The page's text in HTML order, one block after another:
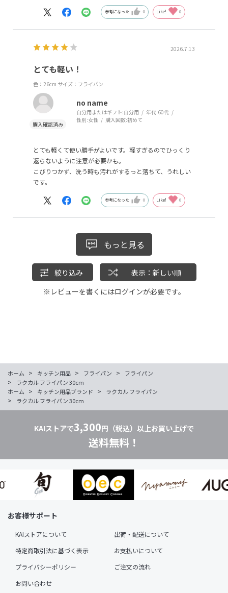
参考になった 0 Like! 0
2026.7.13
とても軽い！
色：26cm サイズ：フライパン
no name
自分用またはギフト:自分用 年代:60代
性別:女性 購入回数:初めて
とても軽くて使い勝手がよいです。軽すぎるのでひっくり
返らないように注意が必要かも。
こびりつかず、洗う時も汚れがするっと落ちて、うれしい
です。
参考になった 0 Like! 0
もっと見る
絞り込み
表示：新しい順
※レビューを書くにはログインが必要です。
ホーム > キッチン用品 > フライパン > フライパン
>
ラクカル フライパン 30cm
ホーム
> キッチン用品ブランド > ラクカル フライパン
> ラクカル フライパン 30cm
KAIストアで3,300円（税込）以上お買い上げで
送料無料！
お客様サポート
KAIストアについて
出荷・配送について
特定商取引法に基づく表示
お支払いについて
プライバシーポリシー
ご注文の流れ
お問い合わせ